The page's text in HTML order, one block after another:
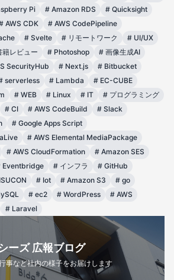
Pi # Amazon RDS # Quicksight
AWS CDK # AWS CodePipeline
# Svelte # リモートワーク # UI/UX
籍レビュー # Photoshop # 画像生成AI
SecurityHub # Next.js # Bitbucket
serverless # Lambda # EC-CUBE
# WEB # Linux # IT # プログラミング
# CI # AWS CodeBuild # Slack
# Google Apps Script
# AWS Elemental MediaPackage
# AWS CloudFormation # Amazon SES
Eventbridge # インフラ # GitHub
ISUCON # Iot # Amazon S3 # go
# ec2 # WordPress # AWS
# Laravel
ーズ 広報ブログ
事など社内の様子をお届けします